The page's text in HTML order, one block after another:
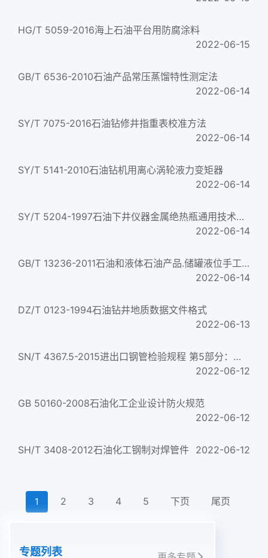
HG/T 5059-2016海上石油平台用防腐涂料
2022-06-15
GB/T 6536-2010石油产品常压蒸馏特性测定法
2022-06-14
SY/T 7075-2016石油钻修井指重表校准方法
2022-06-14
SY/T 5141-2010石油钻机用离心涡轮液力变矩器
2022-06-14
SY/T 5204-1997石油下井仪器金属绝热瓶通用技术条件
2022-06-14
GB/T 13236-2011石油和液体石油产品.储罐液位手工测量设备
2022-06-14
DZ/T 0123-1994石油钻井地质数据文件格式
2022-06-13
SN/T 4367.5-2015进出口钢管检验规程 第5部分：地质石油钻套无缝管
2022-06-12
GB 50160-2008石油化工企业设计防火规范
2022-06-12
SH/T 3408-2012石油化工钢制对焊管件 2022-06-12
1 2 3 4 5 下页 尾页
专题列表